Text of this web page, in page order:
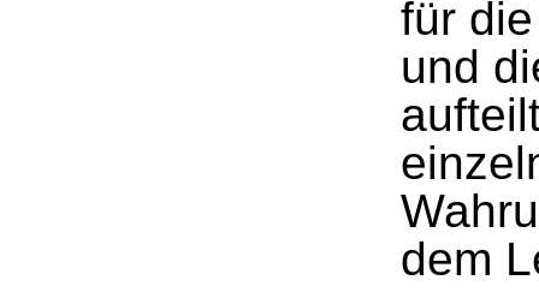
für
und
dem